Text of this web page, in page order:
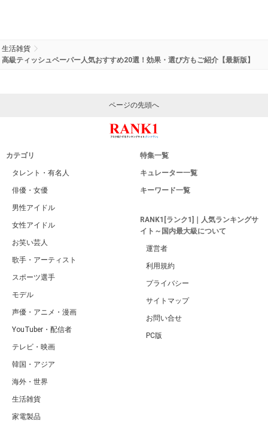
生活雑貨
高級ティッシュペーパー人気おすすめ20選！効果・選び方もご紹介【最新版】
ページの先頭へ
カテゴリ
タレント・有名人
俳優・女優
男性アイドル
女性アイドル
お笑い芸人
歌手・アーティスト
スポーツ選手
モデル
声優・アニメ・漫画
YouTuber・配信者
テレビ・映画
韓国・アジア
海外・世界
生活雑貨
家電製品
特集一覧
キュレーター一覧
キーワード一覧
RANK1[ランク1]｜人気ランキングサ
イト～国内最大級について
運営者
利用規約
プライバシー
サイトマップ
お問い合せ
PC版